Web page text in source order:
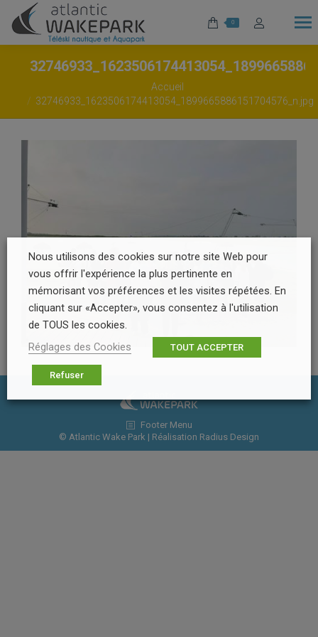
0
Accueil
32746933_1623506174413054_1899665886151704576_n.jpg
Footer Menu
© Atlantic Wake Park | Réalisation Radius Design
Nous utilisons des cookies sur notre site Web pour
vous offrir l'expérience la plus pertinente en
mémorisant vos préférences et les visites répétées. En
cliquant sur «Accepter», vous consentez à l'utilisation
de TOUS les cookies.
Réglages des Cookies
TOUT ACCEPTER
Refuser